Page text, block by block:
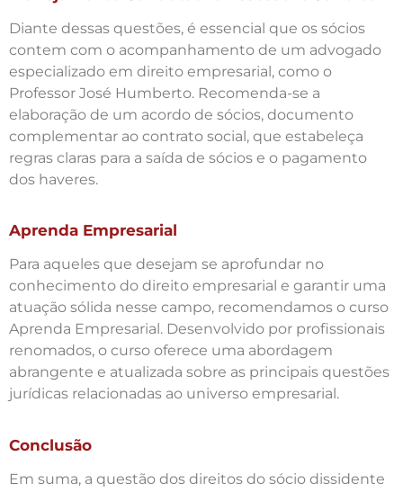
Diante dessas questões, é essencial que os sócios
contem com o acompanhamento de um advogado
especializado em direito empresarial, como o
Professor José Humberto. Recomenda-se a
elaboração de um acordo de sócios, documento
complementar ao contrato social, que estabeleça
regras claras para a saída de sócios e o pagamento
dos haveres.
Aprenda Empresarial
Para aqueles que desejam se aprofundar no
conhecimento do direito empresarial e garantir uma
atuação sólida nesse campo, recomendamos o curso
Aprenda Empresarial. Desenvolvido por profissionais
renomados, o curso oferece uma abordagem
abrangente e atualizada sobre as principais questões
jurídicas relacionadas ao universo empresarial.
Conclusão
Em suma, a questão dos direitos do sócio dissidente